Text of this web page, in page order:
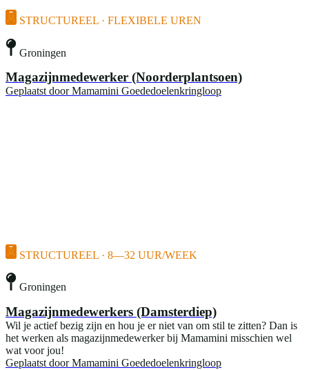
STRUCTUREEL · FLEXIBELE UREN
Groningen
Magazijnmedewerker (Noorderplantsoen)
Geplaatst door Mamamini Goededoelenkringloop
STRUCTUREEL · 8—32 UUR/WEEK
Groningen
Magazijnmedewerkers (Damsterdiep)
Wil je actief bezig zijn en hou je er niet van om stil te zitten? Dan is
het werken als magazijnmedewerker bij Mamamini misschien wel
wat voor jou!
Geplaatst door Mamamini Goededoelenkringloop